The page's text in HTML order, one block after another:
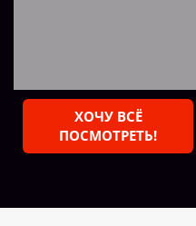
ХОЧУ ВСЁ
ПОСМОТРЕТЬ!